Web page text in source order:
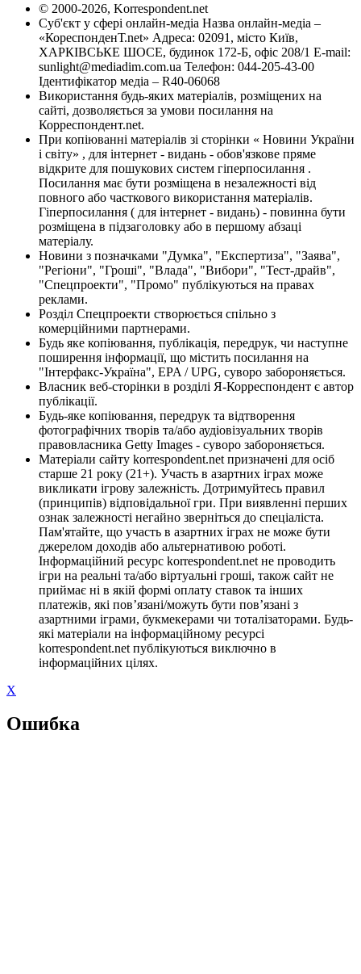
© 2000-2026, Korrespondent.net
Суб'єкт у сфері онлайн-медіа Назва онлайн-медіа –
«КореспонденТ.net» Адреса: 02091, місто Київ,
ХАРКІВСЬКЕ ШОСЕ, будинок 172-Б, офіс 208/1 E-mail:
sunlight@mediadim.com.ua Телефон: 044-205-43-00
Ідентифікатор медіа – R40-06068
Використання будь-яких матеріалів, розміщених на
сайті, дозволяється за умови посилання на
Корреспондент.net.
При копіюванні матеріалів зі сторінки « Новини України
і світу» , для інтернет - видань - обов'язкове пряме
відкрите для пошукових систем гіперпосилання .
Посилання має бути розміщена в незалежності від
повного або часткового використання матеріалів.
Гіперпосилання ( для інтернет - видань) - повинна бути
розміщена в підзаголовку або в першому абзаці
матеріалу.
Новини з позначками "Думка", "Експертиза", "Заява",
"Регіони", "Гроші", "Влада", "Вибори", "Тест-драйв",
"Спецпроекти", "Промо" публікуються на правах
реклами.
Розділ Спецпроекти створюється спільно з
комерційними партнерами.
Будь яке копіювання, публікація, передрук, чи наступне
поширення інформації, що містить посилання на
"Інтерфакс-Україна", EPA / UPG, суворо забороняється.
Власник веб-сторінки в розділі Я-Корреспондент є автор
публікації.
Будь-яке копіювання, передрук та відтворення
фотографічних творів та/або аудіовізуальних творів
правовласника Getty Images - суворо забороняється.
Матеріали сайту korrespondent.net призначені для осіб
старше 21 року (21+). Участь в азартних іграх може
викликати ігрову залежність. Дотримуйтесь правил
(принципів) відповідальної гри. При виявленні перших
ознак залежності негайно зверніться до спеціаліста.
Пам'ятайте, що участь в азартних іграх не може бути
джерелом доходів або альтернативою роботі.
Інформаційний ресурс korrespondent.net не проводить
ігри на реальні та/або віртуальні гроші, також сайт не
приймає ні в якій формі оплату ставок та інших
платежів, які пов’язані/можуть бути пов’язані з
азартними іграми, букмекерами чи тоталізаторами. Будь-
які матеріали на інформаційному ресурсі
korrespondent.net публікуються виключно в
інформаційних цілях.
X
Ошибка